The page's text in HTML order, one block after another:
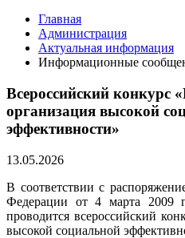
Главная
Администрация
Актуальная информация
Информационные
Всероссийский конкурс
организация высокой
эффективности»
13.05.2026
В соответствии с
Федерации от 4 марта
проводится всероссийский
высокой социальной